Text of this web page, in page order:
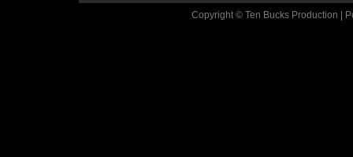
Copyright © Ten Bucks Production |